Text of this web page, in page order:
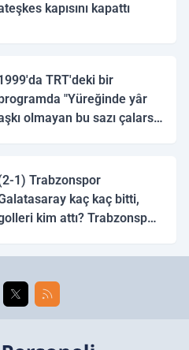
kapısını kapattı
TRT'deki bir
"Yüreğinde yâr
olmayan bu sazı çalarsa
1) Trabzonspor
kaç kaç bitti,
kim attı? Trabzonspor